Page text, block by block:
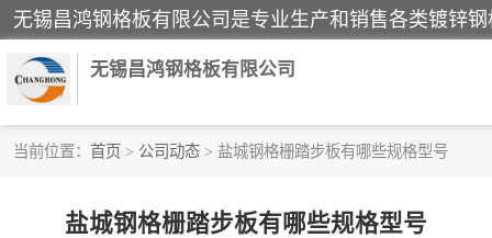
无锡昌鸿钢格板有限公司
当前位置： 首页 > 公司动态 > 盐城钢格栅踏步板有哪些规格型号
盐城钢格栅踏步板有哪些规格型号